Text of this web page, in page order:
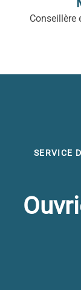
Conseillère
SERVICE